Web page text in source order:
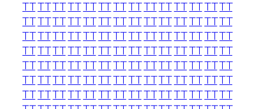
TTTTTTTTTTTTTTTTTTTTTTTTTTTT
TTTTTTTTTTTTTTTTTTTTTTTTTTTT
TTTTTTTTTTTTTTTTTTTTTTTTTTTT
TTTTTTTTTTTTTTTTTTTTTTTTTTTT
TTTTTTTTTTTTTTTTTTTTTTTTTTTT
TTTTTTTTTTTTTTTTTTTTTTTTTTTT
TTTTTTTTTTTTTTTTTTTTTTTTTTTT